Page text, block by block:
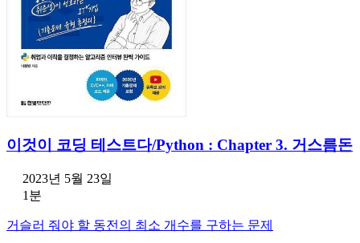
이것이 코딩 테스트다/Python : Chapter 3. 거스름돈
2023년 5월 23일
1분
거슬러 줘야 할 동전의 최소 개수를 구하는 문제